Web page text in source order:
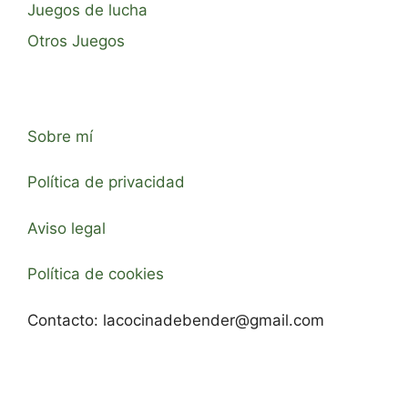
Juegos de lucha
Otros Juegos
Sobre mí
Política de privacidad
Aviso legal
Política de cookies
Contacto: lacocinadebender@gmail.com